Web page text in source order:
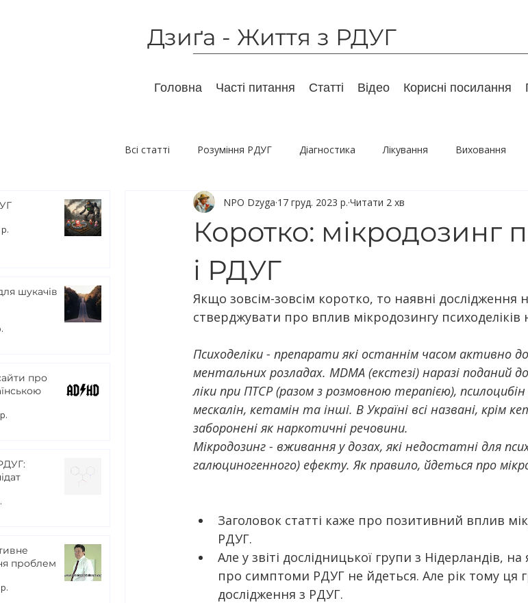
Дзиґа - Життя з РДУГ
Головна Часті питання Статті Відео Корисні посилання
шукачів
про
проблем
Всі статті Розуміння РДУГ Діагностика Лікування Виховання
Немедикаментозний вплив Дорослі Гумор
Дослідження
Коротко: мікродозинг
і РДУГ
NPO Dzyga 17 груд. 2023 р. Читати 2 хв
Якщо зовсім-зовсім коротко, то наявні
стверджувати про вплив мікродозингу психоделіків
Психоделіки - препарати які останнім часом активно
ментальних розладах. MDMA (екстезі) наразі поданий
ліки при ПТСР (разом з розмовною терапією),
мескалін, кетамін та інші. В Україні всі названі, крім
заборонені як наркотичні речовини.
Мікродозинг - вживання у дозах, які недостатні для
галюциногенного) ефекту. Як правило, йдеться про
Заголовок статті каже про позитивний вплив
РДУГ.
Але у звіті дослідницької групи з Нідерландів,
про симптоми РДУГ не йдеться. Але рік тому ця
дослідження з РДУГ.